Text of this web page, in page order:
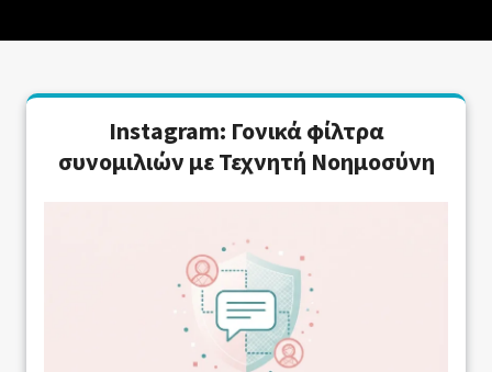
Instagram: Γονικά φίλτρα
συνομιλιών με Τεχνητή Νοημοσύνη